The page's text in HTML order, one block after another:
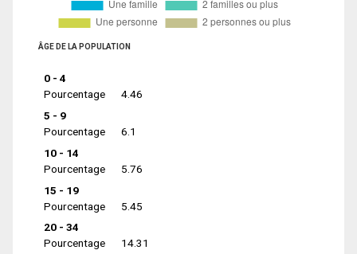
ÂGE DE LA POPULATION
0 - 4
Pourcentage
4.46
5 - 9
Pourcentage
6.1
10 - 14
Pourcentage
5.76
15 - 19
Pourcentage
5.45
20 - 34
Pourcentage
14.31